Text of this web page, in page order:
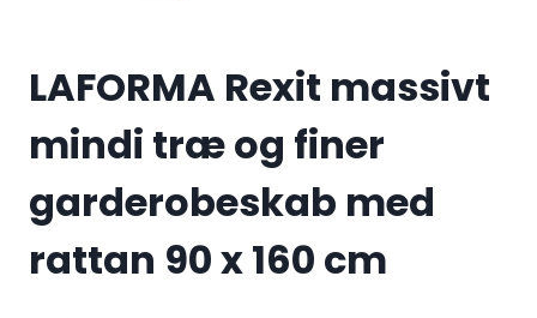
LAFORMA Rexit massivt
mindi træ og finer
garderobeskab med
rattan 90 x 160 cm